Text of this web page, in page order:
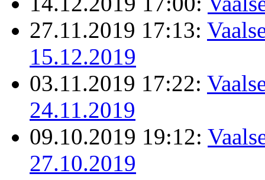
27.11.2019 17:13:
15.12.2019
03.11.2019 17:22:
24.11.2019
09.10.2019 19:12:
27.10.2019